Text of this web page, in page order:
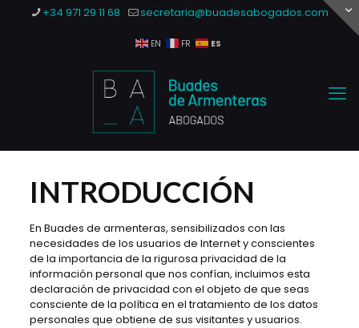
+34 971 29 11 68 secretaria@buadesabogados.com
EN FR ES
INTRODUCCIÓN
En Buades de armenteras, sensibilizados con las
necesidades de los usuarios de Internet y conscientes
de la importancia de la rigurosa privacidad de la
información personal que nos confían, incluimos esta
declaración de privacidad con el objeto de que seas
consciente de la política en el tratamiento de los datos
personales que obtiene de sus visitantes y usuarios.